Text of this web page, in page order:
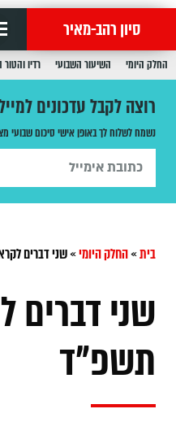
סיון רהב-מאיר
החלק היומי השיעור השבועי רדיו
רוצה לקבל עדכונים
נשמח לשלוח לך באופן אישי סיכום שבועי
בית»החלק היומי»שני דברים
שני
תשפ"ד